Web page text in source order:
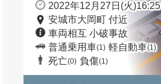
2022年12月27日(火)16:25
安城市大岡町 付近
車両相互 小破事故
普通乗用車(1) 軽自動車(1)
死亡(0) 負傷(1)